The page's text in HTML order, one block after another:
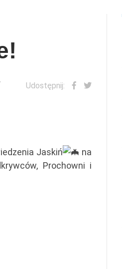
Udostępnij:
Jaskiń
na
Prochowni i